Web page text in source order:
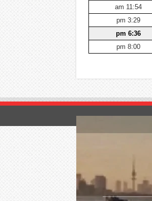
11:54 am
3:29 pm
6:36 pm
8:00 pm